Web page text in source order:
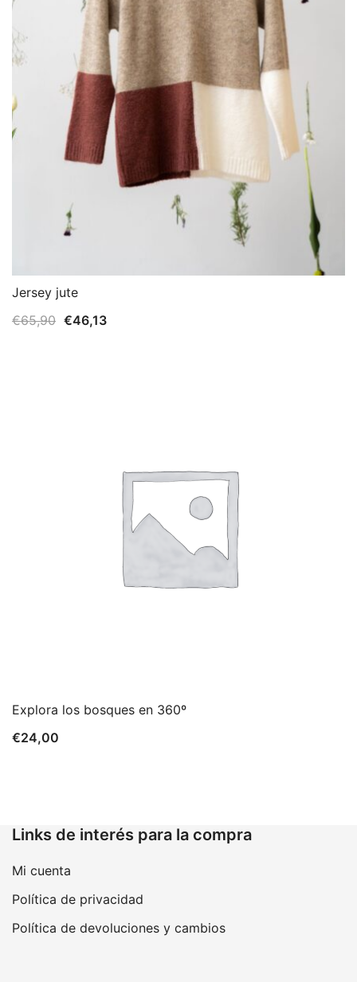
Jersey jute
€65,90 El
€46,13El
Explora los bosques en 360º
€24,00
Links de interés para la compra
Mi cuenta
Política de privacidad
Política de devoluciones y cambios